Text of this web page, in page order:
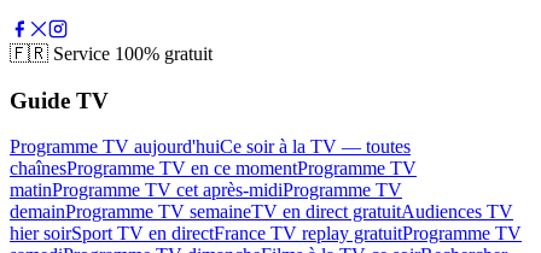
🇫🇷 Service 100% gratuit
Guide TV
Programme TV aujourd'huiCe soir à la TV — toutes
chaînesProgramme TV en ce momentProgramme TV
matinProgramme TV cet après-midiProgramme TV
demainProgramme TV semaineTV en direct gratuitAudiences TV
hier soirSport TV en directFrance TV replay gratuitProgramme TV